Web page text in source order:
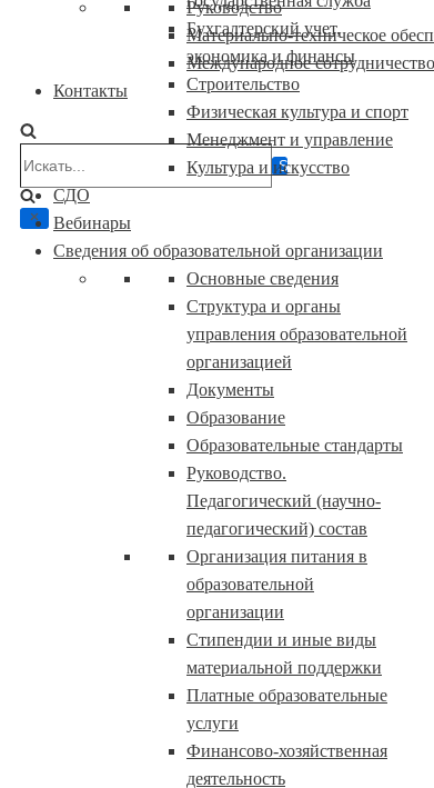
Руководство
Материально-техническое
Международное сотрудничество
Контакты
Бухгалтерский учет,
экономика и финансы
Строительство
Физическая культура и спорт
Менеджмент и управление
Культура и искусство
СДО
Вебинары
Сведения об образовательной организации
Основные сведения
Структура и органы
управления образовательной
организацией
Документы
Образование
Образовательные стандарты
Руководство.
Педагогический (научно-
педагогический) состав
Организация питания в
образовательной
организации
Стипендии и иные виды
материальной поддержки
Платные образовательные
услуги
Финансово-хозяйственная
деятельность